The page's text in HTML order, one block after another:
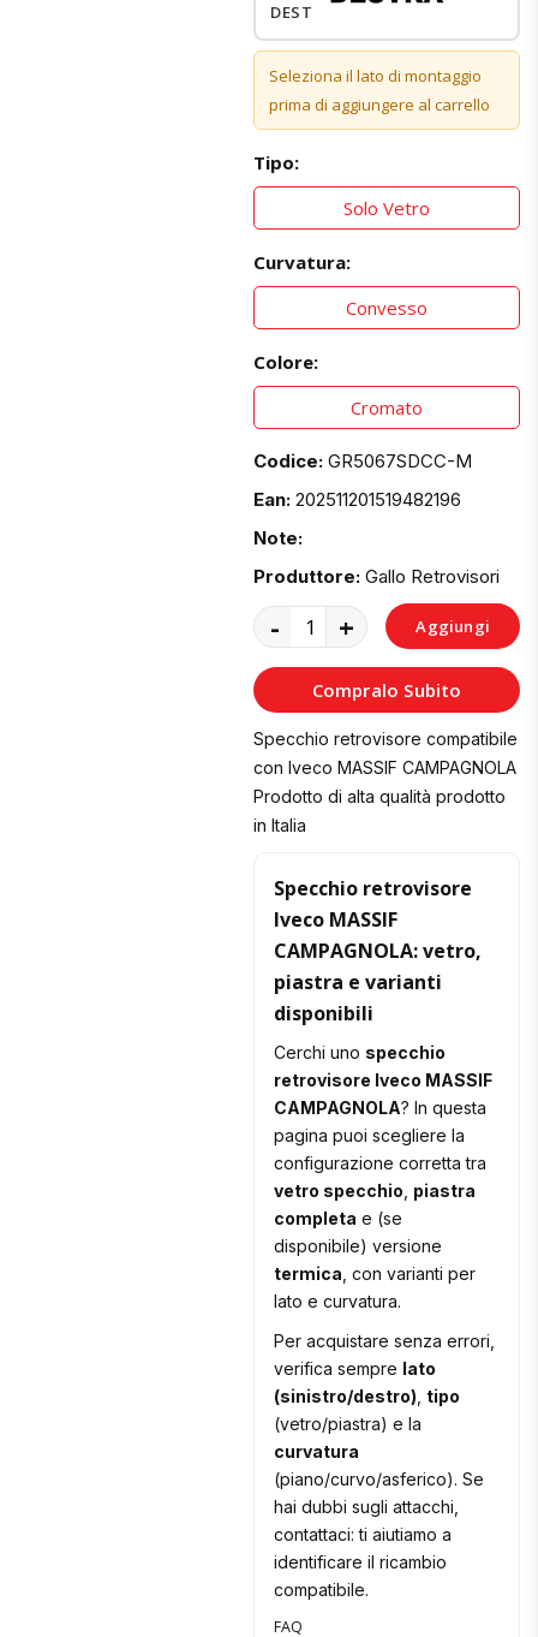
DESTRO
Seleziona il lato di montaggio
prima di aggiungere al carrello
Tipo:
Solo Vetro
Curvatura:
Convesso
Colore:
Cromato
Codice: GR5067SDCC-M
Ean: 202511201519482196
Note:
Produttore: Gallo Retrovisori
- + Aggiungi
al
Carrello
Compralo Subito
Specchio retrovisore compatibile
con Iveco MASSIF CAMPAGNOLA
Prodotto di alta qualità prodotto
in Italia
Specchio retrovisore
Iveco MASSIF
CAMPAGNOLA: vetro,
piastra e varianti
disponibili
Cerchi uno specchio
retrovisore Iveco MASSIF
CAMPAGNOLA? In questa
pagina puoi scegliere la
configurazione corretta tra
vetro specchio piastra
completa e (se
disponibile) versione
termica , con varianti per
lato e curvatura.
Per acquistare senza errori,
verifica sempre lato
(sinistro/destro) tipo
(vetro/piastra) e la
curvatura
(piano/curvo/asferico). Se
hai dubbi sugli attacchi,
contattaci: ti aiutiamo a
identificare il ricambio
compatibile.
FAQ